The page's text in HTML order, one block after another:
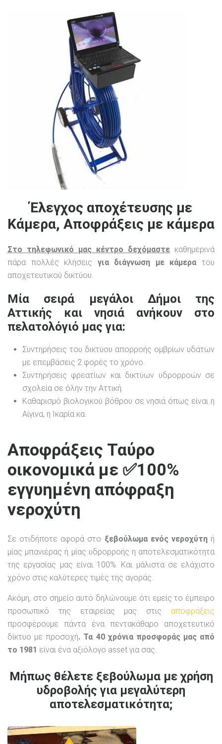
Έλεγχος αποχέτευσης με
Κάμερα, Αποφράξεις με κάμερα
Στο τηλεφωνικό μας κέντρο δεχόμαστε καθημερινά
πάρα πολλές κλήσεις για διάγνωση με κάμερα του
αποχετευτικού δικτύου.
Μία σειρά μεγάλοι Δήμοι της
Αττικής και νησιά ανήκουν στο
πελατολόγιό μας για:
Συντηρήσεις του δικτύου απορροής ομβρίων υδάτων
με επεμβάσεις 2 φορές το χρόνο.
Συντηρήσεις φρεατίων και δικτύων υδρορροών σε
σχολεία σε όλην την Αττική.
Καθαρισμό βιολογικού βόθρου σε νησιά όπως είναι η
Αίγινα, η Ικαρία κα.
Αποφράξεις Ταύρο
οικονομικά με ✅100%
εγγυημένη απόφραξη
νεροχύτη
Σε οτιδήποτε αφορά στο ξεβούλωμα ενός νεροχύτηή
μίας μπανιέρας ή μίας υδρορροής η αποτελεσματικότητα
της εργασίας μας είναι 100%. Και μάλιστα σε ελάχιστο
χρόνο στις καλύτερες τιμές της αγοράς.
Ακόμη, στο σημείο αυτό δηλώνουμε ότι εμείς το έμπειρο
προσωπικό της εταιρείας μας στις αποφράξεις
προσφέρουμε πάντα ένα πεντακάθαρο αποχετευτικό
δίκτυο με προσοχή. Τα 40 χρόνια προσφοράς μας από
το 1981 είναι ένα αξιόλογο asset για σας.
Μήπως θέλετε ξεβούλωμα με χρήση
υδροβολής για μεγαλύτερη
αποτελεσματικότητα;